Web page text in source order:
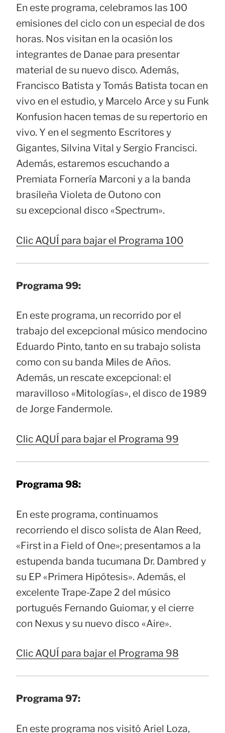
En este programa, celebramos las 100
emisiones del ciclo con un especial de dos
horas. Nos visitan en la ocasión los
integrantes de Danae para presentar
material de su nuevo disco. Además,
Francisco Batista y Tomás Batista tocan en
vivo en el estudio, y Marcelo Arce y su Funk
Konfusion hacen temas de su repertorio en
vivo. Y en el segmento Escritores y
Gigantes, Silvina Vital y Sergio Francisci.
Además, estaremos escuchando a
Premiata Fornería Marconi y a la banda
brasileña Violeta de Outono con
su excepcional disco «Spectrum».
Clic AQUÍ para bajar el Programa 100
Programa 99:
En este programa, un recorrido por el
trabajo del excepcional músico mendocino
Eduardo Pinto, tanto en su trabajo solista
como con su banda Miles de Años.
Además, un rescate excepcional: el
maravilloso «Mitologías», el disco de 1989
de Jorge Fandermole.
Clic AQUÍ para bajar el Programa 99
Programa 98:
En este programa, continuamos
recorriendo el disco solista de Alan Reed,
«First in a Field of One»; presentamos a la
estupenda banda tucumana Dr. Dambred y
su EP «Primera Hipótesis». Además, el
excelente Trape-Zape 2 del músico
portugués Fernando Guiomar, y el cierre
con Nexus y su nuevo disco «Aire».
Clic AQUÍ para bajar el Programa 98
Programa 97:
En este programa nos visitó Ariel Loza,